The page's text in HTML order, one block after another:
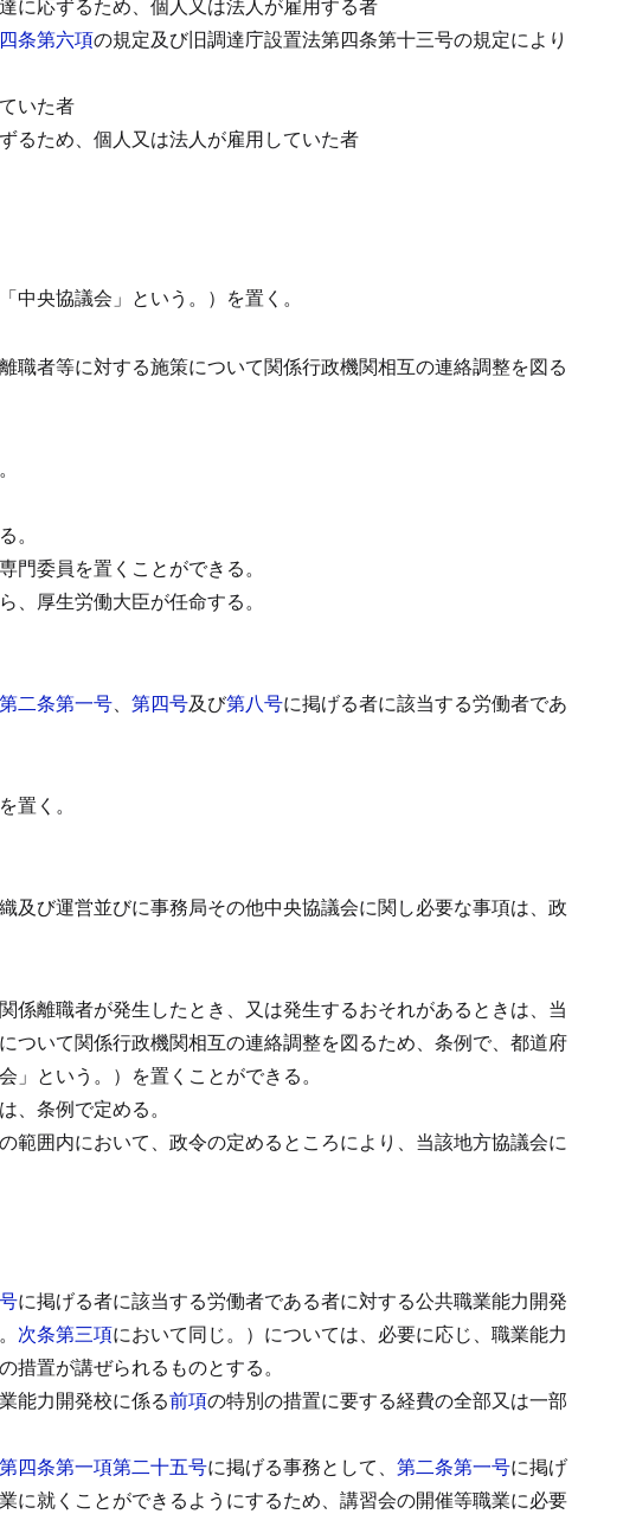
条第六項の規定及び旧調達庁設置法第四条第十三号の規定により
いた者
るため、個人又は法人が雇用していた者
央協議会」という。）を置く。
職者等に対する施策について関係行政機関相互の連絡調整を図る
。
委員を置くことができる。
厚生労働大臣が任命する。
第二条第一号、 第四号及び第八号に掲げる者に該当する労働者であ
置く。
及び運営並びに事務局その他中央協議会に関し必要な事項は、政
離職者が発生したとき、又は発生するおそれがあるときは、当
いて関係行政機関相互の連絡調整を図るため、条例で、都道府
という。）を置くことができる。
条例で定める。
囲内において、政令の定めるところにより、当該地方協議会に
に掲げる者に該当する労働者である者に対する公共職業能力開発
次条第三項において同じ。）については、必要に応じ、職業能力
置が講ぜられるものとする。
能力開発校に係る前項の特別の措置に要する経費の全部又は一部
四条第一項第二十五号に掲げる事務として、 第二条第一号に掲げ
に就くことができるようにするため、講習会の開催等職業に必要